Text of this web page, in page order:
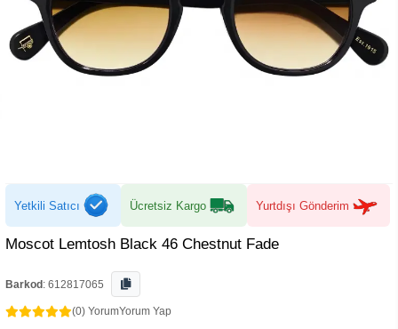
Yetkili Satıcı Ücretsiz Kargo Yurtdışı Gönderim
Moscot Lemtosh Black 46 Chestnut Fade
Barkod : 612817065
(0) YorumYorum Yap